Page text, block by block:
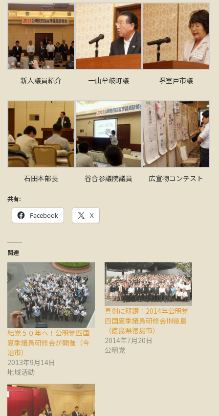
新人議員紹介 一山牟岐町議 堺室戸市議
石田本部長 谷合参議院議員 広宣物コンテスト
共有:
Facebook X
関連
結党５０年へ！公明党四国
夏季議員研修会が開催（今
治市）
2013年9月14日
地域活動
真剣に研鑽！2014年公明党
四国夏季議員研修会IN徳島
（徳島県徳島市）
2014年7月20日
公明党